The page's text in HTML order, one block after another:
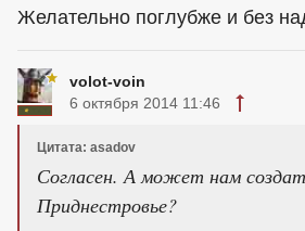
Желательно поглубже и без
volot-voin
6 октября 2014 11:46
Цитата: asadov
Согласен. А может нам
Приднестровье?